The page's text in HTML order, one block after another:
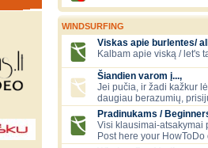
WINDSURFING
Viskas apie burlentes/
Kalbam apie viską / let's
Šiandien varom į...,
Jei pučia, ir žadi kažkur
daugiau berazumių,
Pradinukams /
Visi klausimai-atsakymai
Post here your